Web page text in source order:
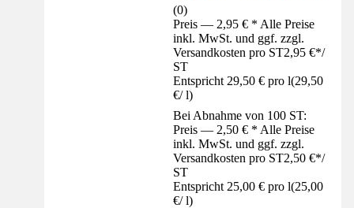
(0)
Preis — 2,95 € * Alle Preise
inkl. MwSt. und ggf. zzgl.
Versandkosten pro ST2,95 €*/
ST
Entspricht 29,50 € pro l(29,50
€/ l)
Bei Abnahme von 100 ST:
Preis — 2,50 € * Alle Preise
inkl. MwSt. und ggf. zzgl.
Versandkosten pro ST2,50 €*/
ST
Entspricht 25,00 € pro l(25,00
€/ l)